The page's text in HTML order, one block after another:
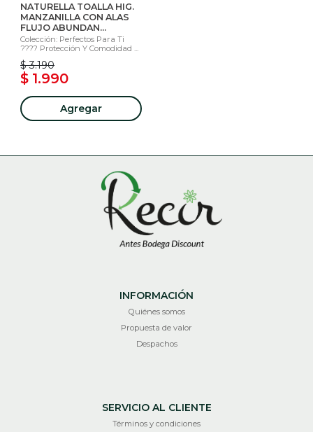
NATURELLA TOALLA HIG.
MANZANILLA CON ALAS
FLUJO ABUNDAN...
Colección: Perfectos Para Ti
???? Protección Y Comodidad ...
$ 3.190
$ 1.990
Agregar
INFORMACIÓN
Quiénes somos
Propuesta de valor
Despachos
SERVICIO AL CLIENTE
Términos y condiciones